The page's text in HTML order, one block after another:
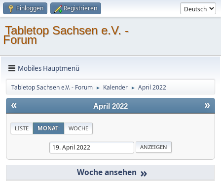
Einloggen Registrieren
Tabletop Sachsen e.V. -
Forum
Mobiles Hauptmenü
Tabletop Sachsen e.V. - Forum ► Kalender ► April 2022
« »
April 2022
LISTE MONAT: WOCHE
»